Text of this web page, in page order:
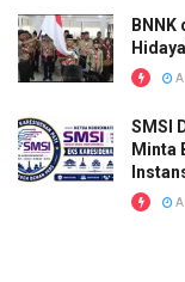
BNNK
SMSI
Minta